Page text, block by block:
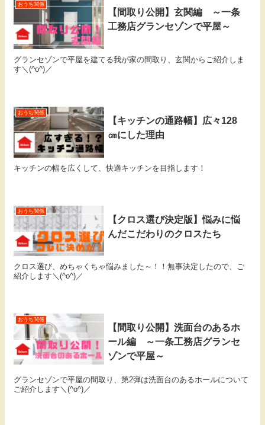
おうち関係
【間取り公開】玄関編 ～一条
工務店グランセゾンで平屋～
グランセゾンで平屋を建てる我が家の間取り、玄関からご紹介しま
す＼(^o^)／
おうち関係
【キッチンの通路幅】広々128
㎝にした理由
キッチンの幅を広くして、快適キッチンを目指します！
おうち関係
【クロス選び決定版】悩みに悩
んだこだわりのクロスたち
クロス選び、めちゃくちゃ悩みました～！！無事決定したので、ご
紹介します＼(^o^)／
おうち関係
【間取り公開】洗面台のあるホ
ール編 ～一条工務店グランセ
ゾンで平屋～
グランセゾンで平屋の間取り、第2弾は洗面台のあるホールについて
ご紹介します＼(^o^)／